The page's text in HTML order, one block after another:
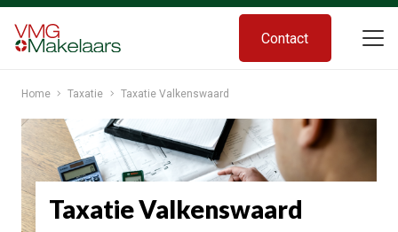
Contact
Home Taxatie Taxatie Valkenswaard
Taxatie Valkenswaard